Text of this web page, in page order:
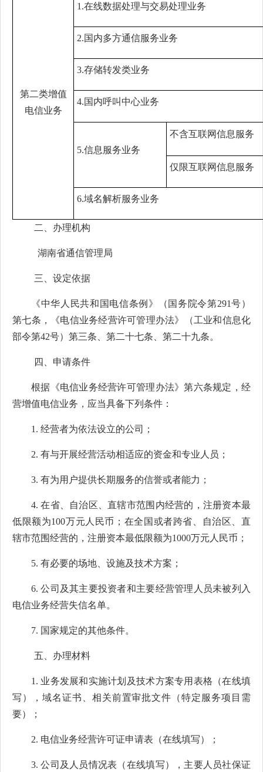
第二类增值
电信业务
1.在线数据处理与交易处理业务
2.国内多方通信服务业务
3.存储转发类业务
4.国内呼叫中心业务
5.信息服务业务
不含互联网信息服务
仅限互联网信息服务
6.域名解析服务业务
二 、办理机构
湖南省通信管理局
三、设定依据
《中华人民共和国电信条例》（国务院令第291号）
第七条，《电信业务经营许可管理办法》（工业和信息化
部令第42号）第三条、第二十七条、第二十九条。
四、申请条件
根据《电信业务经营许可管理办法》第六条规定，经
营增值电信业务，应当具备下列条件：
1. 经营者为依法设立的公司；
2. 有与开展经营活动相适应的资金和专业人员；
3. 有为用户提供长期服务的信誉或者能力；
4.在省、自治区、直辖市范围内经营的，注册资本最
低限额为100万元人民币；在全国或者跨省、自治区、直
辖市范围经营的，注册资本最低限额为1000万元人民币；
5. 有必要的场地、设施及技术方案；
6.公司及其主要投资者和主要经营管理人员未被列入
电信业务经营失信名单。
7. 国家规定的其他条件。
五、办理材料
1. 业务发展和实施计划及技术方案专用表格（在线填
写），域名证书、相关前置审批文件（特定服务项目需
要）；
2. 电信业务经营许可证申请表（在线填写）；
3.公司及人员情况表（在线填写）， 主要人员社保证